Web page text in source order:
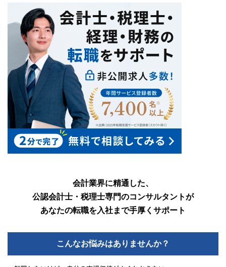
会計業界に精通した、
公認会計士・税理士専門のコンサルタントが
あなたの転職を入社まで手厚くサポート
こんなお悩みはありませんか？